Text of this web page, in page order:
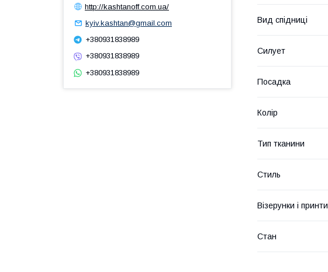
Вид спідниці
Силует
Посадка
Колір
Тип тканини
Стиль
Візерунки і принти
Стан
http://kashtanoff.com.ua/
kyiv.kashtan@gmail.com
+380931838989
+380931838989
+380931838989